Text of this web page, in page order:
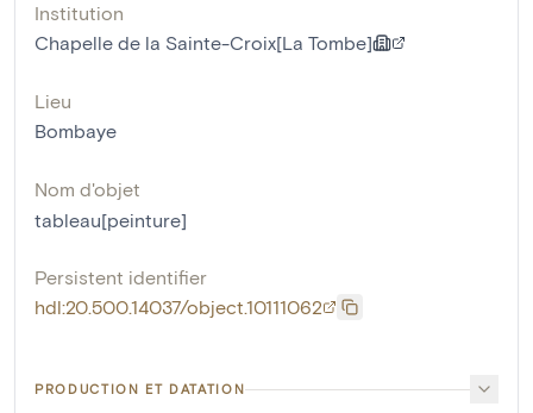
Institution
Chapelle de la Sainte-Croix[La Tombe]
Lieu
Bombaye
Nom d'objet
tableau[peinture]
Persistent identifier
hdl:20.500.14037/object.10111062
PRODUCTION ET DATATION